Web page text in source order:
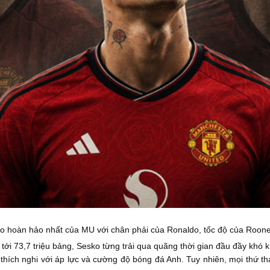
hoàn hảo nhất của MU với chân phải của Ronaldo, tốc độ của
73,7 triệu bảng, Sesko từng trải qua quãng thời gian đầu đầy khó
nghi với áp lực và cường độ bóng đá Anh. Tuy nhiên, mọi thứ